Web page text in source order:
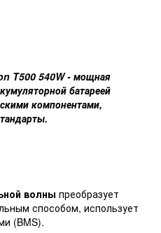
T500 540W - мощная
батареей
компонентами,
волны преобразует
способом, использует
(BMS).